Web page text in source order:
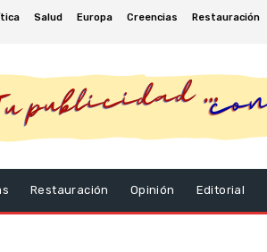
Salud Europa Creencias Restauración
Restauración Opinión Editorial